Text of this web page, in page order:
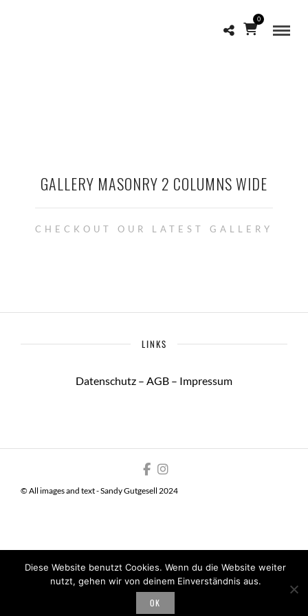
0
GALLERY MASONRY 2 COLUMNS WIDE
CHECKOUT OUR LATEST GALLERY
LINKS
Datenschutz – AGB – Impressum
© All images and text - Sandy Gutgesell 2024
Diese Website benutzt Cookies. Wenn du die Website weiter
nutzt, gehen wir von deinem Einverständnis aus.
OK